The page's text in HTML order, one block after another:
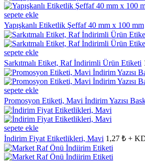
sepete ekle
Yapışkanlı Etiketlik Şeffaf 40 mm x 100 mm
sepete ekle
Sarkıtmalı Etiket, Raf İndirimli Ürün Etiketi
sepete ekle
Promosyon Etiketi, Mavi İndirim Yazısı
sepete ekle
İndirim Fiyat Etiketlikleri, Mavi 1,27 ₺ +